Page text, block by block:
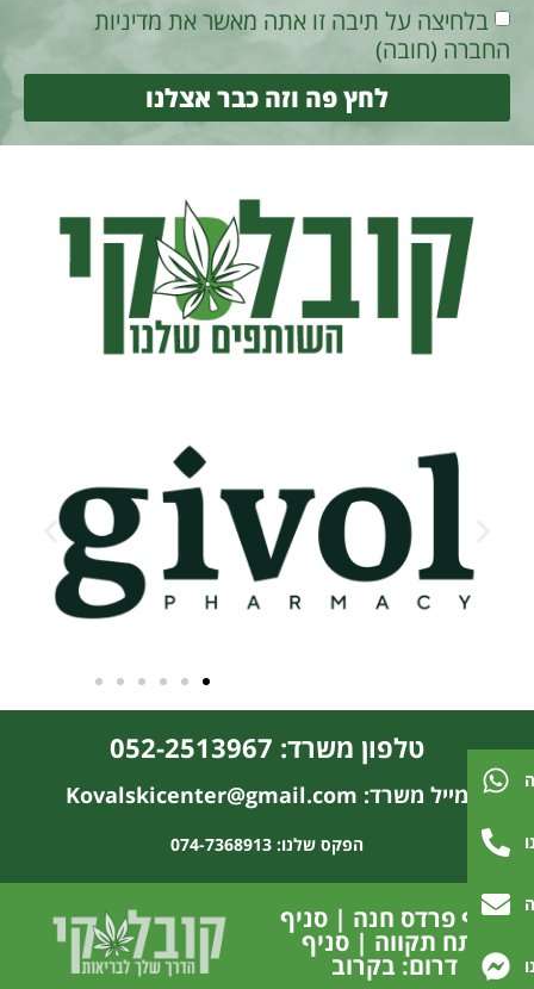
בלחיצה על תיבה זו אתה מאשר את מדיניות
החברה (חובה)
לחץ פה וזה כבר אצלנו
טלפון משרד: 052-2513967
מייל משרד: Kovalskicenter@gmail.com
הפקס שלנו: 074-7368913
סניף פרדס חנה | סניף
פתח תקווה | סניף
דרום: בקרוב